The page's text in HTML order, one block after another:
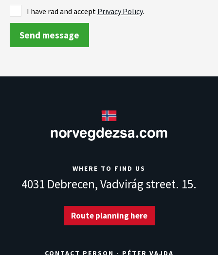
I have rad and accept Privacy Policy.
WHERE TO FIND US
4031 Debrecen,Vadvirág street. 15.
Route planning here
CONTACT PERSON - PÉTER VAJDA